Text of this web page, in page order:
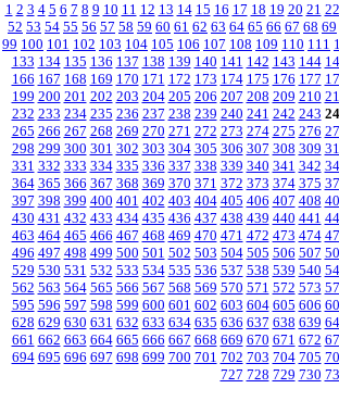
1 2 3 4 5 6 7 8 9 10 11 12 13 14 15 16 17 18 19 20 21 22
52 53 54 55 56 57 58 59 60 61 62 63 64 65 66 67 68 69
99 100 101 102 103 104 105 106 107 108 109 110 111
133 134 135 136 137 138 139 140 141 142 143 144
166 167 168 169 170 171 172 173 174 175 176 177
199 200 201 202 203 204 205 206 207 208 209 210
232 233 234 235 236 237 238 239 240 241 242 243
265 266 267 268 269 270 271 272 273 274 275 276
298 299 300 301 302 303 304 305 306 307 308 309
331 332 333 334 335 336 337 338 339 340 341 342
364 365 366 367 368 369 370 371 372 373 374 375
397 398 399 400 401 402 403 404 405 406 407 408
430 431 432 433 434 435 436 437 438 439 440 441
463 464 465 466 467 468 469 470 471 472 473 474
496 497 498 499 500 501 502 503 504 505 506 507
529 530 531 532 533 534 535 536 537 538 539 540
562 563 564 565 566 567 568 569 570 571 572 573
595 596 597 598 599 600 601 602 603 604 605 606
628 629 630 631 632 633 634 635 636 637 638 639
661 662 663 664 665 666 667 668 669 670 671 672
694 695 696 697 698 699 700 701 702 703 704 705
727 728 729 730